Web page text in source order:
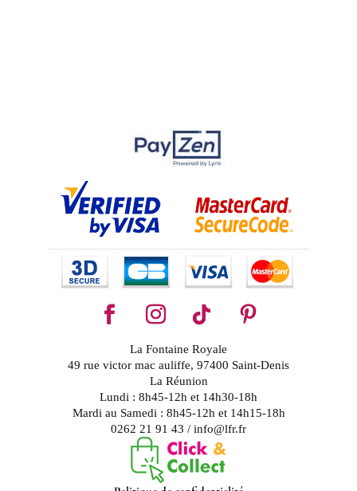
La Fontaine Royale
49 rue victor mac auliffe, 97400 Saint-Denis
La Réunion
Lundi : 8h45-12h et 14h30-18h
Mardi au Samedi : 8h45-12h et 14h15-18h
0262 21 91 43 / info@lfr.fr